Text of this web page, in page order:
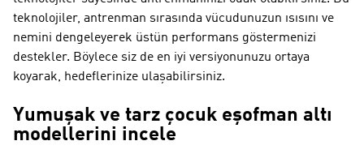
teknolojiler, antrenman sırasında vücudunuzun ısısını ve
nemini dengeleyerek üstün performans göstermenizi
destekler. Böylece siz de en iyi versiyonunuzu ortaya
koyarak, hedeflerinize ulaşabilirsiniz.
Yumuşak ve tarz çocuk eşofman altı
modellerini incele